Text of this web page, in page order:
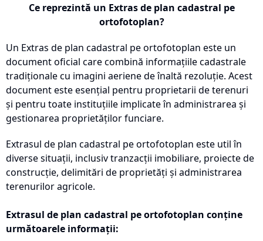
Ce reprezintă un Extras de plan cadastral pe
ortofotoplan?
Un Extras de plan cadastral pe ortofotoplan este un
document oficial care combină informațiile cadastrale
tradiționale cu imagini aeriene de înaltă rezoluție. Acest
document este esențial pentru proprietarii de terenuri
și pentru toate instituțiile implicate în administrarea și
gestionarea proprietăților funciare.
Extrasul de plan cadastral pe ortofotoplan este util în
diverse situații, inclusiv tranzacții imobiliare, proiecte de
construcție, delimitări de proprietăți și administrarea
terenurilor agricole.
Extrasul de plan cadastral pe ortofotoplan conține
următoarele informații: